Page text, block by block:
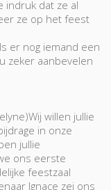
indruk dat ze al
ze op het feest
er nog iemand een
zeker aanbevelen
willen jullie
in onze
jullie
ons eerste
feestzaal
Ignace zei ons